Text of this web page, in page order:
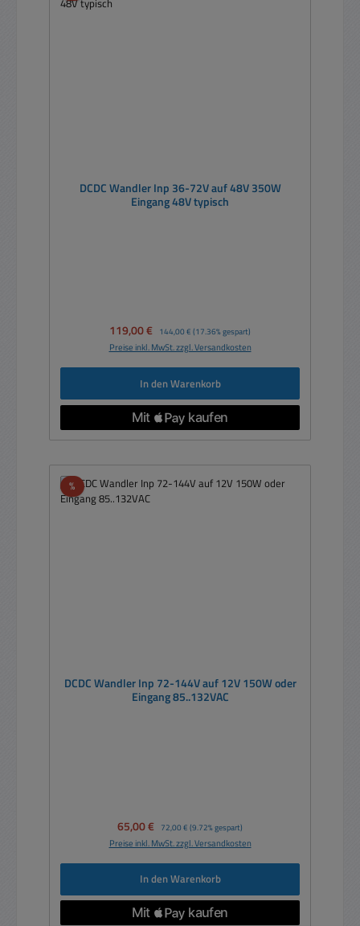
DCDC Wandler Inp 36-72V auf 48V 350W
Eingang 48V typisch
Verkaufspreis:
119,00 € Regulärer Preis:
144,00 € (17.36% gespart)
Preise inkl. MwSt. zzgl. Versandkosten
In den Warenkorb
%Rabatt
DCDC Wandler Inp 72-144V auf 12V 150W oder
Eingang 85..132VAC
Verkaufspreis:
65,00 € Regulärer Preis:
72,00 € (9.72% gespart)
Preise inkl. MwSt. zzgl. Versandkosten
In den Warenkorb